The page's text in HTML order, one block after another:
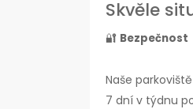
Skvěle
🔐 Bezpečnost
Naše
7 dní v týdnu